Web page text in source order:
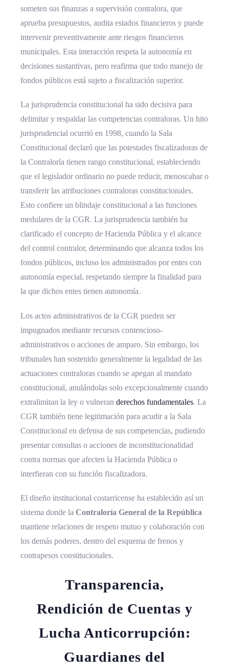
someten sus finanzas a supervisión contralora, que
aprueba presupuestos, audita estados financieros y puede
intervenir preventivamente ante riesgos financieros
municipales. Esta interacción respeta la autonomía en
decisiones sustantivas, pero reafirma que todo manejo de
fondos públicos está sujeto a fiscalización superior.
La jurisprudencia constitucional ha sido decisiva para
delimitar y respaldar las competencias contraloras. Un hito
jurisprudencial ocurrió en 1998, cuando la Sala
Constitucional declaró que las potestades fiscalizadoras de
la Contraloría tienen rango constitucional, estableciendo
que el legislador ordinario no puede reducir, menoscabar o
transferir las atribuciones contraloras constitucionales.
Esto confiere un blindaje constitucional a las funciones
medulares de la CGR. La jurisprudencia también ha
clarificado el concepto de Hacienda Pública y el alcance
del control contralor, determinando que alcanza todos los
fondos públicos, incluso los administrados por entes con
autonomía especial, respetando siempre la finalidad para
la que dichos entes tienen autonomía.
Los actos administrativos de la CGR pueden ser
impugnados mediante recursos contencioso-
administrativos o acciones de amparo. Sin embargo, los
tribunales han sostenido generalmente la legalidad de las
actuaciones contraloras cuando se apegan al mandato
constitucional, anulándolas solo excepcionalmente cuando
extralimitan la ley o vulneran derechos fundamentales. La
CGR también tiene legitimación para acudir a la Sala
Constitucional en defensa de sus competencias, pudiendo
presentar consultas o acciones de inconstitucionalidad
contra normas que afecten la Hacienda Pública o
interfieran con su función fiscalizadora.
El diseño institucional costarricense ha establecido así un
sistema donde la Contraloría General de la República
mantiene relaciones de respeto mutuo y colaboración con
los demás poderes, dentro del esquema de frenos y
contrapesos constitucionales.
Transparencia,
Rendición de Cuentas y
Lucha Anticorrupción:
Guardianes del